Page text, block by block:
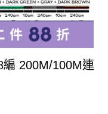
200M/100M連